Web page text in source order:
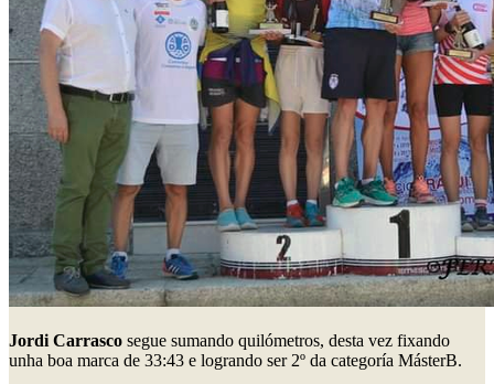
Jordi Carrasco segue sumando quilómetros, desta vez fixando
unha boa marca de 33:43 e logrando ser 2º da categoría MásterB.